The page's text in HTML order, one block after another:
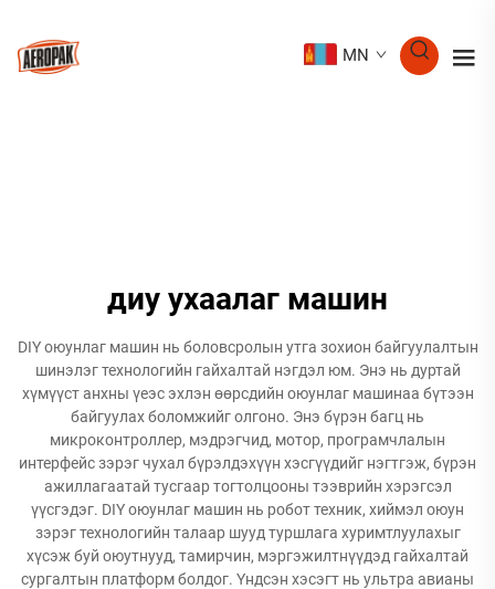
MN
диу ухаалаг машин
DIY оюунлаг машин нь боловсролын утга зохион байгуулалтын
шинэлэг технологийн гайхалтай нэгдэл юм. Энэ нь дуртай
хүмүүст анхны үеэс эхлэн өөрсдийн оюунлаг машинаа бүтээн
байгуулах боломжийг олгоно. Энэ бүрэн багц нь
микроконтроллер, мэдрэгчид, мотор, програмчлалын
интерфейс зэрэг чухал бүрэлдэхүүн хэсгүүдийг нэгтгэж, бүрэн
ажиллагаатай тусгаар тогтолцооны тээврийн хэрэгсэл
үүсгэдэг. DIY оюунлаг машин нь робот техник, хиймэл оюун
зэрэг технологийн талаар шууд туршлага хуримтлуулахыг
хүсэж буй оюутнууд, тамирчин, мэргэжилтнүүдэд гайхалтай
сургалтын платформ болдог. Үндсэн хэсэгт нь ультра авианы